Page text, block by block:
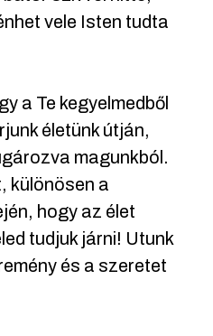
vele Isten tudta
a Te kegyelmedből
életünk útján,
magunkból.
különösen a
hogy az élet
tudjuk járni! Utunk
és a szeretet